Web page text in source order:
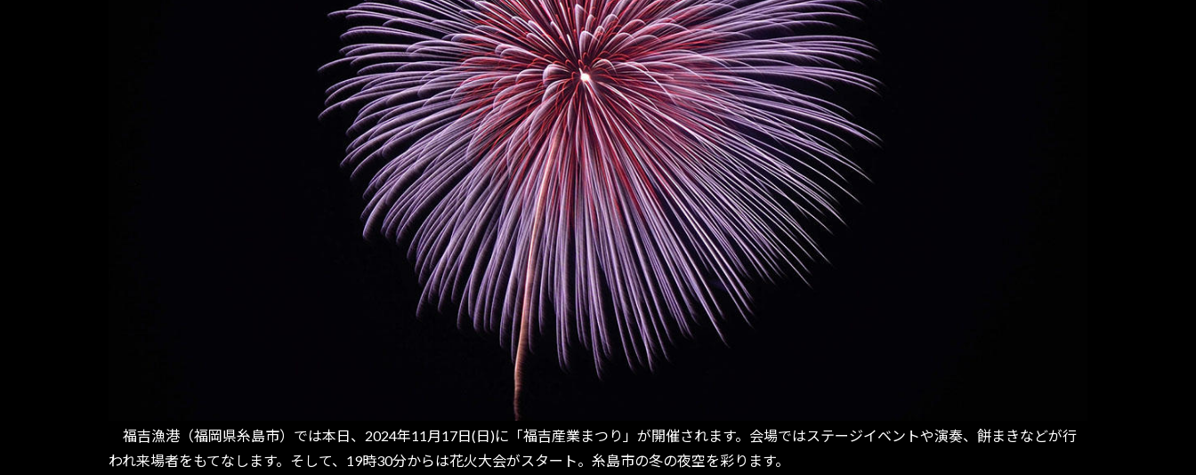
福吉漁港（福岡県糸島市）では本日、2024年11月17日(日)に「福吉産業まつり」が開催されます。会場ではステージイベントや演奏、餅まきなどが行
われ来場者をもてなします。そして、19時30分からは花火大会がスタート。糸島市の冬の夜空を彩ります。